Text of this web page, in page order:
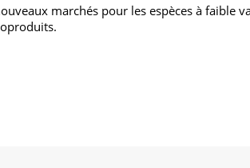
marchés pour les espèces à faible